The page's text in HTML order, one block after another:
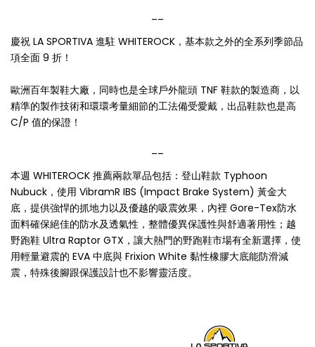
慶祝 LA SPORTIVA 進駐 WHITEROCK，基本款之外的全系列季節品
項全面 9 折！
歐洲百年製鞋大廠，同時也是全球戶外龍頭 TNF 鞋款的製造商，以
精準的製作技術和環環考量細節的工法備受愛戴，出品鞋款也是高
C/P 值的保證！
本週 WHITEROCK 推薦兩款單品包括：登山鞋款 Typhoon
Nubuck，使用 VibramR IBS (Impact Brake System) 黃金大
底，提供強悍的抓地力以及優越的吸震效果，內裡 Gore-Tex防水
面料確保絕佳的防水及透氣性，整體優異保護性與舒適著用性；越
野跑鞋 Ultra Raptor GTX，讓大熱門的野跑鞋市場有全新選擇，使
用輕量避震的 EVA 中底與 Frixion White 黏性橡膠大底能防滑減
震，特殊後腳跟保護設計也不影響靈活度。